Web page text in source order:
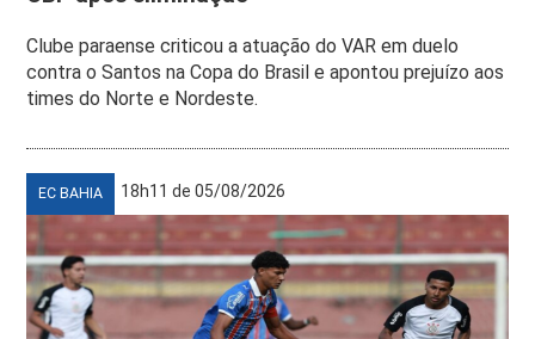
Clube paraense criticou a atuação do VAR em duelo
contra o Santos na Copa do Brasil e apontou prejuízo aos
times do Norte e Nordeste.
EC BAHIA 18h11 de 05/08/2026